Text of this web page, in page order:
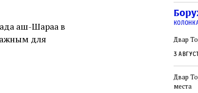
аш-Шараа в
для
Двар
3
Двар
места